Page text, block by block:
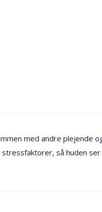
med andre plejende
så huden